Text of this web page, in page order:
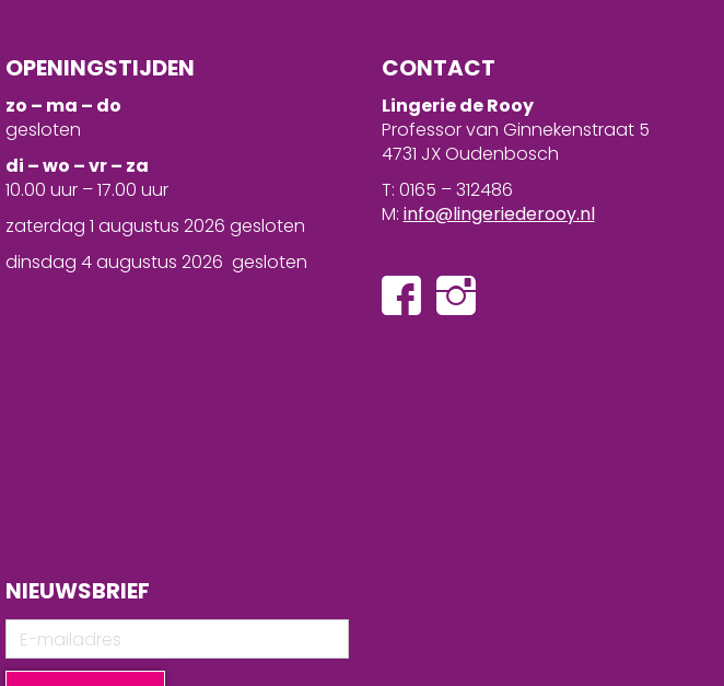
OPENINGSTIJDEN
zo – ma – do
gesloten
di – wo – vr – za
10.00 uur – 17.00 uur
zaterdag 1 augustus 2026 gesloten
dinsdag 4 augustus 2026 gesloten
NIEUWSBRIEF
CONTACT
Lingerie de Rooy
Professor van Ginnekenstraat 5
4731 JX Oudenbosch
T: 0165 – 312486
M: info@lingeriederooy.nl